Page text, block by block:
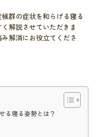
群の症状を和らげる寝る
解説させていただきま
解消にお役立てくださ
る寝る姿勢とは？